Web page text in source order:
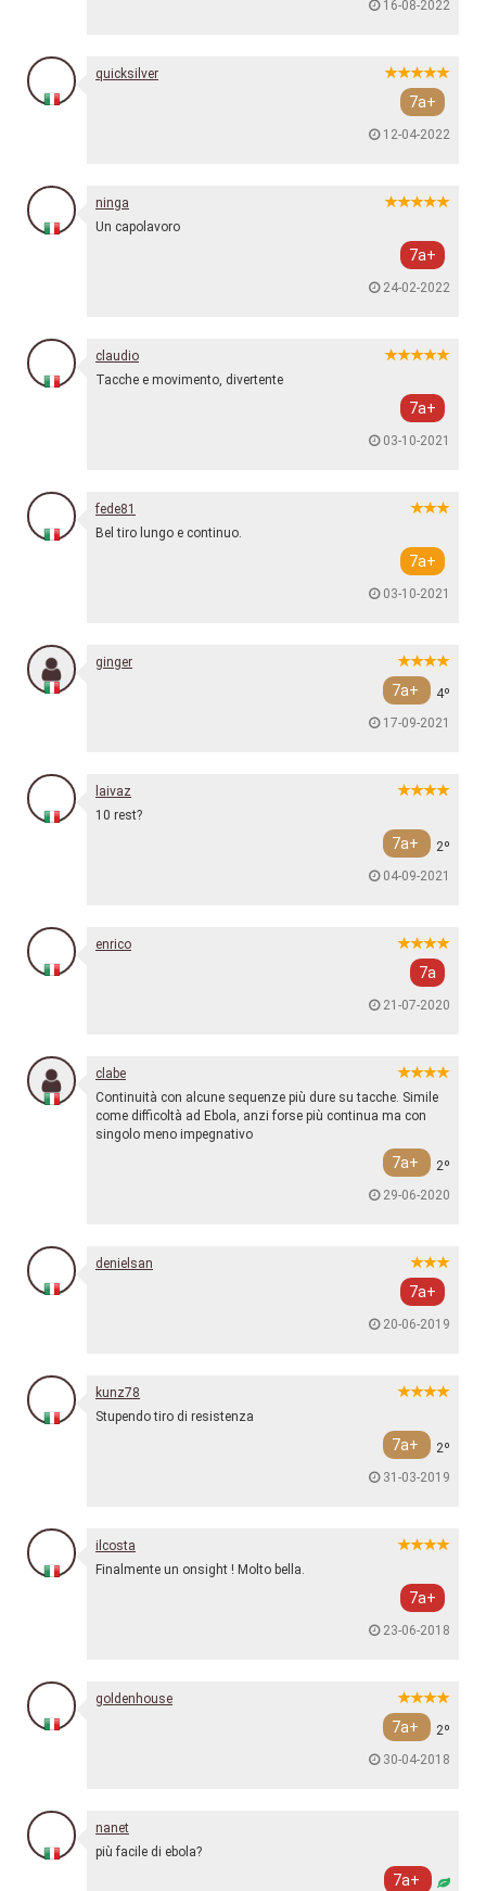
16-08-2022
quicksilver
7a+
12-04-2022
ninga
Un capolavoro
7a+
24-02-2022
claudio
Tacche e movimento, divertente
7a+
03-10-2021
fede81
Bel tiro lungo e continuo.
7a+
03-10-2021
ginger
7a+
4º
17-09-2021
laivaz
10 rest?
7a+
2º
04-09-2021
enrico
7a
21-07-2020
clabe
Continuità con alcune sequenze più dure su tacche. Simile
come difficoltà ad Ebola, anzi forse più continua ma con
singolo meno impegnativo
7a+
2º
29-06-2020
denielsan
7a+
20-06-2019
kunz78
Stupendo tiro di resistenza
7a+
2º
31-03-2019
ilcosta
Finalmente un onsight ! Molto bella.
7a+
23-06-2018
goldenhouse
7a+
2º
30-04-2018
nanet
più facile di ebola?
7a+